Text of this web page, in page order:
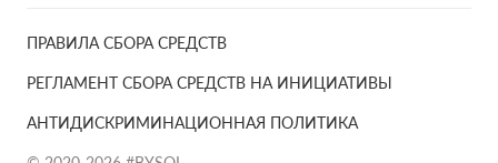
ПРАВИЛА СБОРА СРЕДСТВ
РЕГЛАМЕНТ СБОРА СРЕДСТВ НА ИНИЦИАТИВЫ
АНТИДИСКРИМИНАЦИОННАЯ ПОЛИТИКА